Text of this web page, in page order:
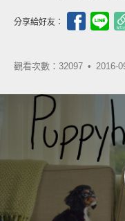
分享給好友：
觀看次數：32097 • 2016-